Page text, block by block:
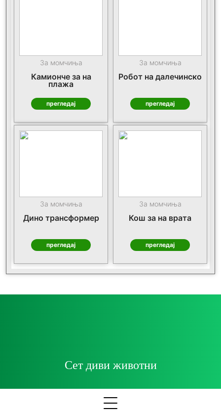
За момчиња
Камионче за на
плажа
прегледај
За момчиња
Робот на далечинско
прегледај
За момчиња
Дино трансформер
прегледај
За момчиња
Кош за на врата
прегледај
Сет диви животни